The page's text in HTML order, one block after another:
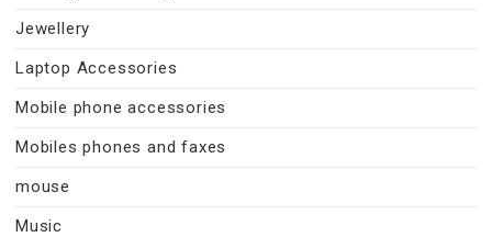
Jewellery
Laptop Accessories
Mobile phone accessories
Mobiles phones and faxes
mouse
Music